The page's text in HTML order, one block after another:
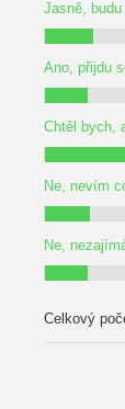
Jasně,
Ano, přijdu
Chtěl bych,
Ne, nevím
Ne,
Celkový